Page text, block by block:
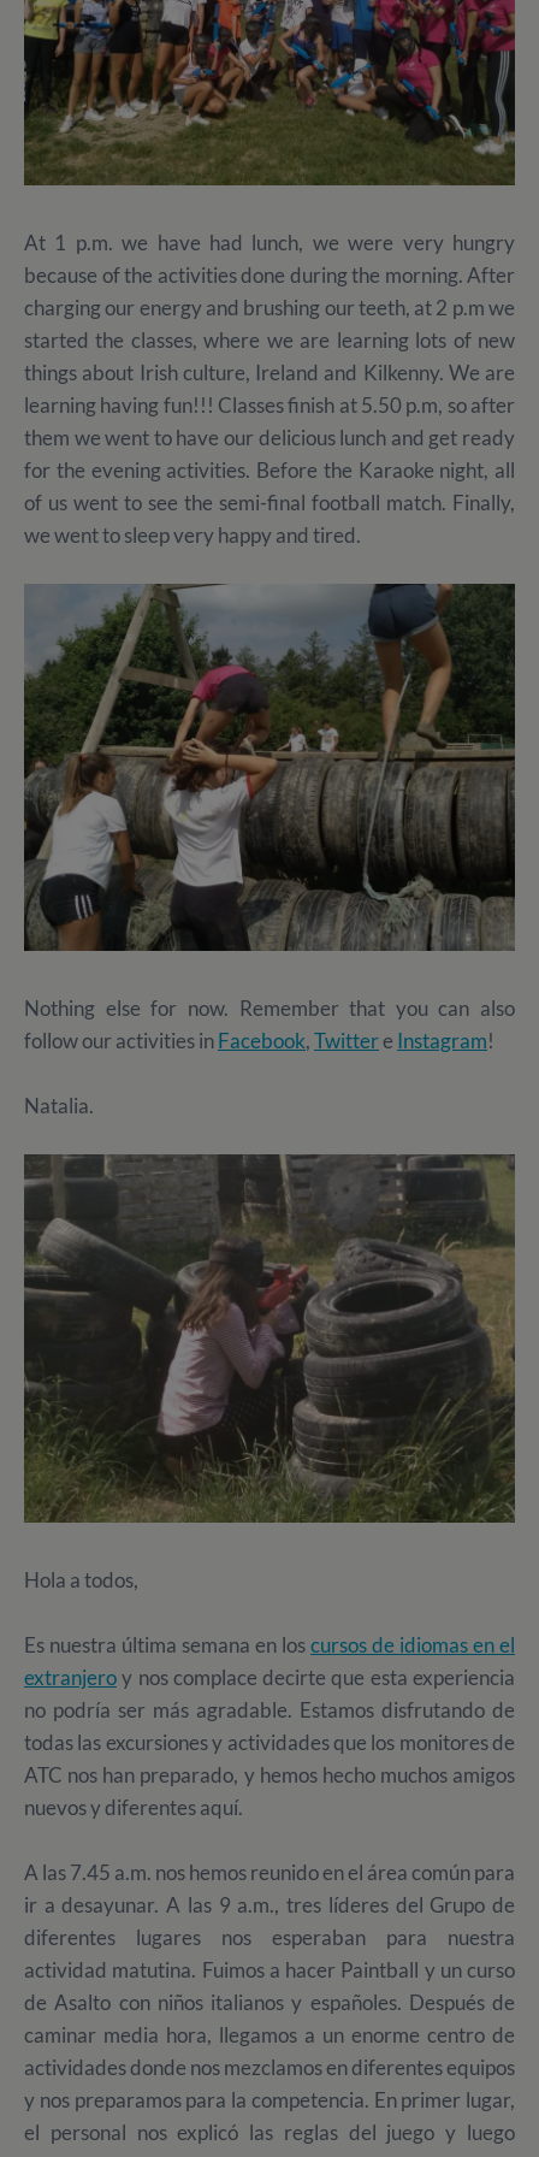
At 1 p.m. we have had lunch, we were very hungry
because of the activities done during the morning. After
charging our energy and brushing our teeth, at 2 p.m we
started the classes, where we are learning lots of new
things about Irish culture, Ireland and Kilkenny. We are
learning having fun!!! Classes finish at 5.50 p.m, so after
them we went to have our delicious lunch and get ready
for the evening activities. Before the Karaoke night, all
of us went to see the semi-final football match. Finally,
we went to sleep very happy and tired.
Nothing else for now. Remember that you can also
follow our activities inFacebook,Twittere Instagram!
Natalia.
Hola a todos,
Es nuestra última semana en loscursos de idiomas en el
extranjeroy nos complace decirte que esta experiencia
no podría ser más agradable. Estamos disfrutando de
todas las excursiones y actividades que los monitores de
ATC nos han preparado, y hemos hecho muchos amigos
nuevos y diferentes aquí.
A las 7.45 a.m. nos hemos reunido en el área común para
ir a desayunar. A las 9 a.m., tres líderes del Grupo de
diferentes lugares nos esperaban para nuestra
actividad matutina. Fuimos a hacer Paintball y un curso
de Asalto con niños italianos y españoles. Después de
caminar media hora, llegamos a un enorme centro de
actividades donde nos mezclamos en diferentes equipos
y nos preparamos para la competencia. En primer lugar,
el personal nos explicó las reglas del juego y luego